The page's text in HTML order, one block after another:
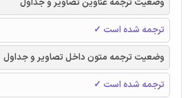
وضعیت ترجمه عناوین تصاویر و جداول
ترجمه شده است ✓
وضعیت ترجمه متون داخل تصاویر و جداول
ترجمه شده است ✓